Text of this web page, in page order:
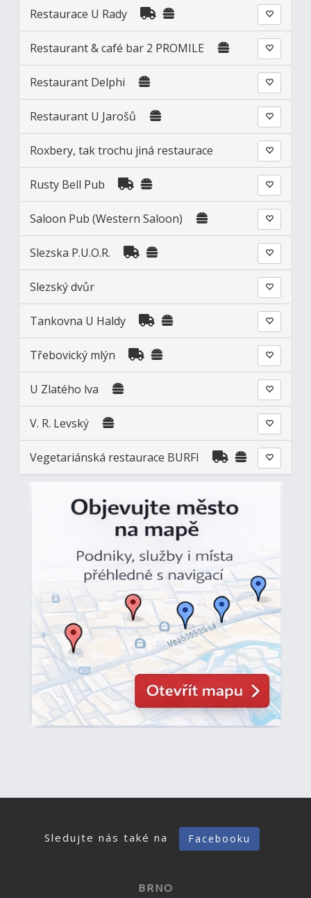
Restaurace U Rady
Restaurant & café bar 2 PROMILE
Restaurant Delphi
Restaurant U Jarošů
Roxbery, tak trochu jiná restaurace
Rusty Bell Pub
Saloon Pub (Western Saloon)
Slezska P.U.O.R.
Slezský dvůr
Tankovna U Haldy
Třebovický mlýn
U Zlatého lva
V. R. Levský
Vegetariánská restaurace BURFI
Sledujte nás také na Facebooku
BRNO